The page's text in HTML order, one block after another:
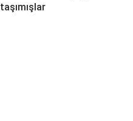
taşımışlar